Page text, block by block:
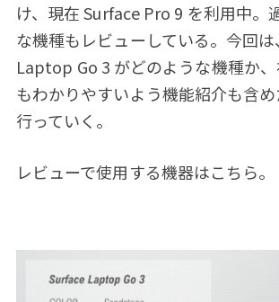
け、現在 Surface Pro 9 を利用中。
な機種もレビューしている。今回
Laptop Go 3 がどのような機種か
もわかりやすいよう機能紹介も含
行っていく。
レビューで使用する機器はこちら。